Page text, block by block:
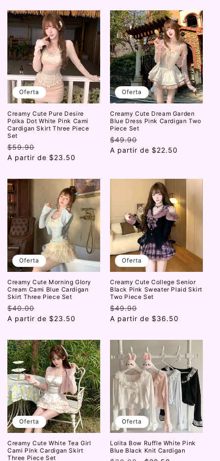
Oferta
Creamy Cute Pure Desire
Polka Dot White Pink Cami
Cardigan Skirt Three Piece
Set
Precio
habitual
$59.90
de
A partir de $23.50
Oferta
Creamy Cute Dream Garden
Blue Dress Pink Cardigan Two
Piece Set
Precio
habitual
$49.90
de
A partir de $22.50
Oferta
Creamy Cute Morning Glory
Cream Cami Blue Cardigan
Skirt Three Piece Set
Precio
habitual
$40.00
de
A partir de $23.50
Oferta
Creamy Cute College Senior
Black Pink Sweater Plaid Skirt
Two Piece Set
Precio
habitual
$49.90
de
A partir de $36.50
Oferta
Creamy Cute White Tea Girl
Cami Pink Cardigan Skirt
Three Piece Set
Oferta
Lolita Bow Ruffle White Pink
Blue Black Knit Cardigan